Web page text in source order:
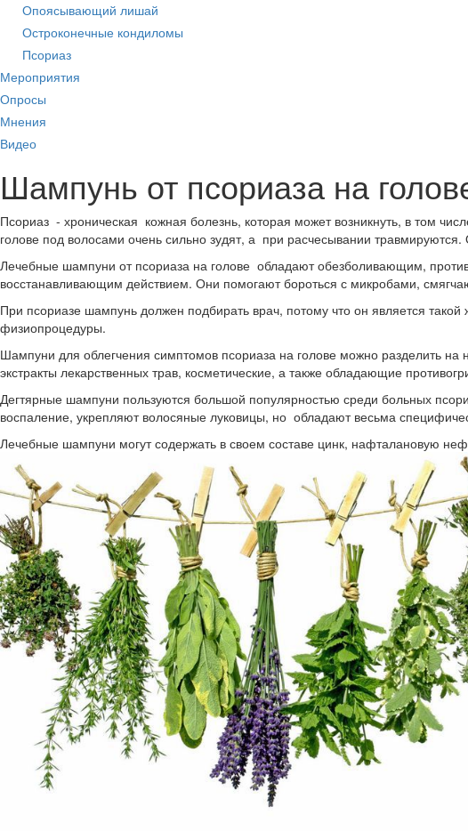
Опоясывающий лишай
Остроконечные кондиломы
Псориаз
Мероприятия
Опросы
Мнения
Видео
Шампунь от псориаза на
Псориаз - хроническая кожная болезнь, которая может возникнуть, в том
голове под волосами очень сильно зудят, а при расчесывании
Лечебные шампуни от псориаза на голове обладают обезболивающим,
восстанавливающим действием. Они помогают бороться с микробами,
При псориазе шампунь должен подбирать врач, потому что он является
физиопроцедуры.
Шампуни для облегчения симптомов псориаза на голове можно разделить
экстракты лекарственных трав, косметические, а также обладающие
Дегтярные шампуни пользуются большой популярностью среди больных
воспаление, укрепляют волосяные луковицы, но обладают весьма
Лечебные шампуни могут содержать в своем составе цинк, нафталановую